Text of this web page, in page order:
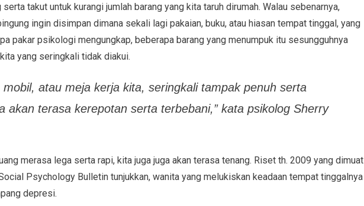
takut untuk kurangi jumlah barang yang kita taruh dirumah. Walau sebenarnya,
ingin disimpan dimana sekali lagi pakaian, buku, atau hiasan tempat tinggal, yang
pakar psikologi mengungkap, beberapa barang yang menumpuk itu sesungguhnya
yang seringkali tidak diakui.
mobil, atau meja kerja kita, seringkali tampak penuh serta
akan terasa kerepotan serta terbebani,” kata psikolog Sherry
merasa lega serta rapi, kita juga juga akan terasa tenang. Riset th. 2009 yang dimuat
Psychology Bulletin tunjukkan, wanita yang melukiskan keadaan tempat tinggalnya
depresi.